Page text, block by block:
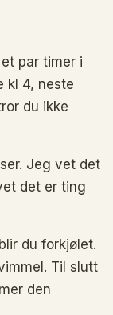
par timer i
kl 4, neste
du ikke
Jeg vet det
det er ting
du forkjølet.
Til slutt
den